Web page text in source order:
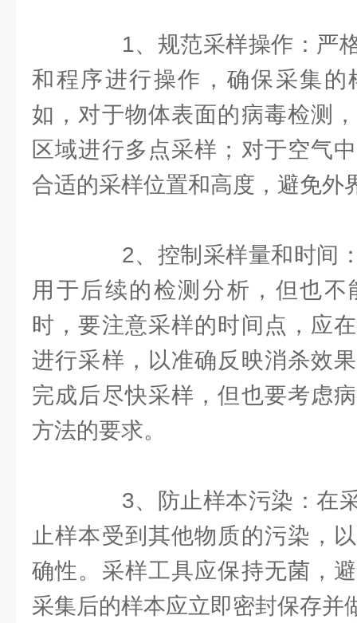
1、规范采样操作：严格
和程序进行操作，确保采集的
如，对于物体表面的病毒检测
区域进行多点采样；对于空气
合适的采样位置和高度，避免外
2、控制采样量和时间：
用于后续的检测分析，但也
时，要注意采样的时间点，应
进行采样，以准确反映消杀效
完成后尽快采样，但也要考虑
方法的要求。
3、防止样本污染：在采
止样本受到其他物质的污染，
确性。采样工具应保持无菌，
采集后的样本应立即密封保存并